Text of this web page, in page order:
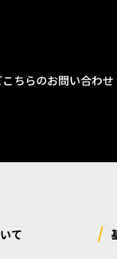
ちらのお問い合わせ
て